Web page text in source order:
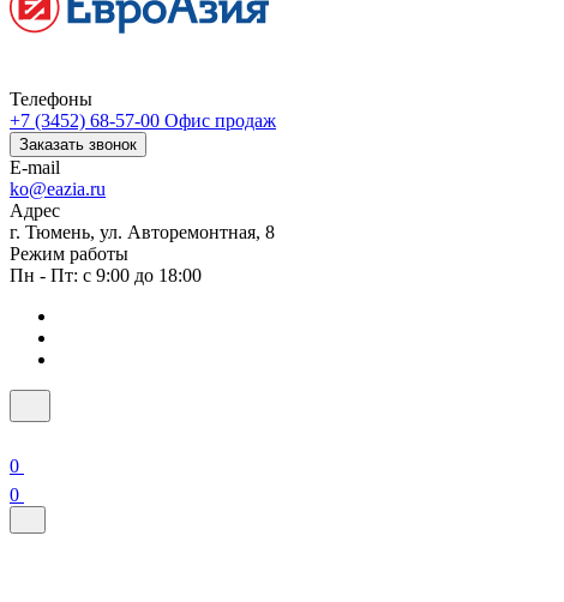
Телефоны
+7 (3452) 68-57-00 Офис продаж
Заказать звонок
E-mail
ko@eazia.ru
Адрес
г. Тюмень, ул. Авторемонтная, 8
Режим работы
Пн - Пт: с 9:00 до 18:00
0
0